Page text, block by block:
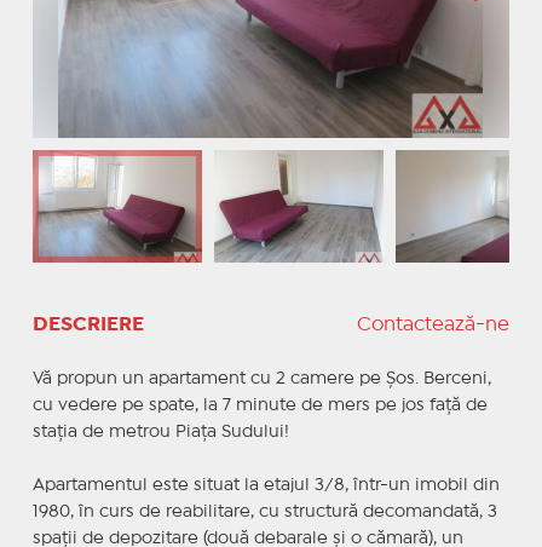
DESCRIERE Contactează-ne
Vă propun un apartament cu 2 camere pe Șos. Berceni,
cu vedere pe spate, la 7 minute de mers pe jos față de
stația de metrou Piața Sudului!
Apartamentul este situat la etajul 3/8, într-un imobil din
1980, în curs de reabilitare, cu structură decomandată, 3
spații de depozitare (două debarale și o cămară), un